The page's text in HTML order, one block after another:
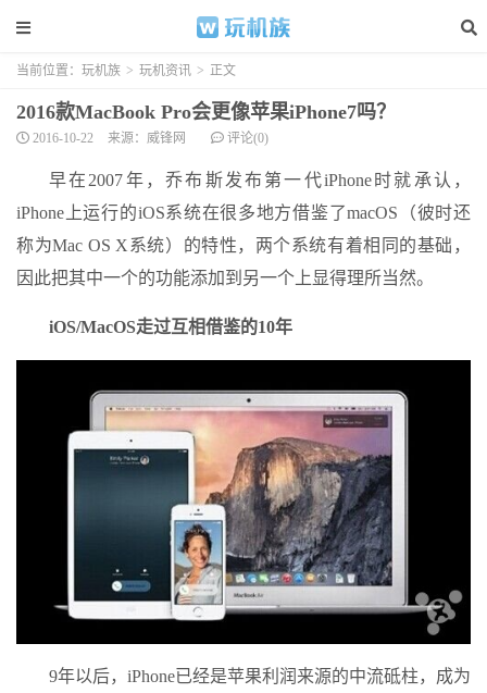
当前位置： 玩机族 > 玩机资讯 > 正文
2016款MacBook Pro会更像苹果iPhone7吗？
2016-10-22 来源：威锋网 评论(0)
早在2007年，乔布斯发布第一代iPhone时就承认，
iPhone上运行的iOS系统在很多地方借鉴了macOS（彼时还
称为Mac OS X系统）的特性，两个系统有着相同的基础，
因此把其中一个的功能添加到另一个上显得理所当然。
iOS/MacOS走过互相借鉴的10年
9年以后，iPhone已经是苹果利润来源的中流砥柱，成为